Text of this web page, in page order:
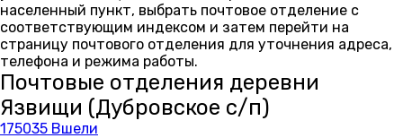
населенный пункт, выбрать почтовое отделение с
соответствующим индексом и затем перейти на
страницу почтового отделения для уточнения адреса,
телефона и режима работы.
Почтовые отделения деревни
Язвищи (Дубровское с/п)
175035 Вшели